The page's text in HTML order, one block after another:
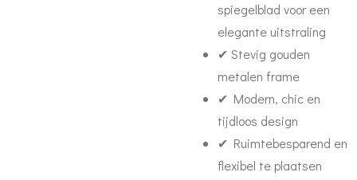
spiegelblad voor een
elegante uitstraling
✔ Stevig gouden
metalen frame
✔ Modern, chic en
tijdloos design
✔ Ruimtebesparend en
flexibel te plaatsen